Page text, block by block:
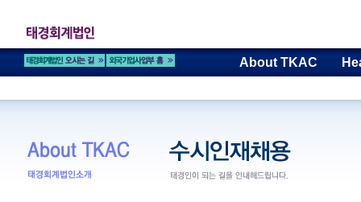
About TKAC